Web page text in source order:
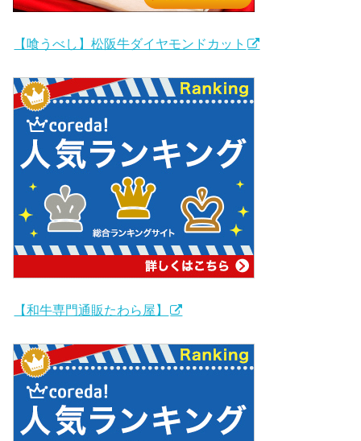
【喰うべし】松阪牛ダイヤモンドカット
【和牛専門通販たわら屋】